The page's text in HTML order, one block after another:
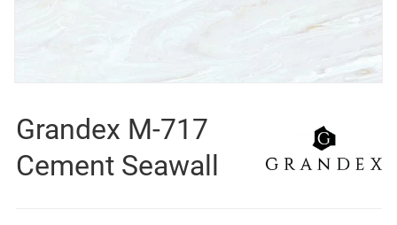
Grandex M-717
Cement Seawall